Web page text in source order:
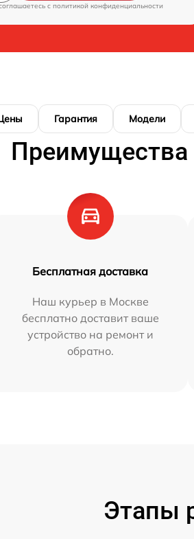
c политикой конфиденциальности
Гарантия Модели
Преимущества
Бесплатная доставка
Наш курьер в Москве
бесплатно доставит ваше
устройство на ремонт и
обратно.
Этапы